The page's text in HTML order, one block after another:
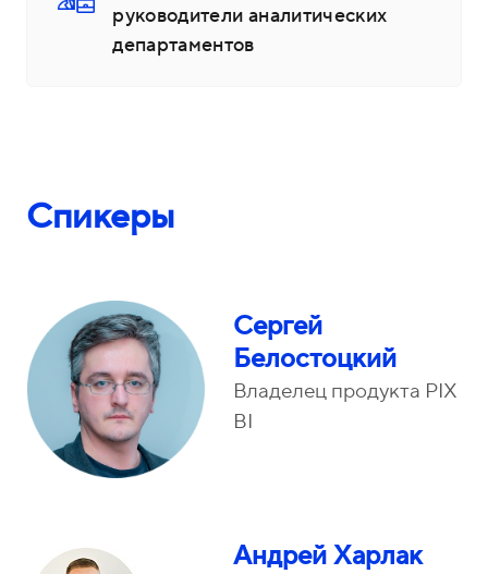
руководители аналитических
департаментов
Спикеры
Сергей
Белостоцкий
Владелец продукта PIX
BI
Андрей Харлак